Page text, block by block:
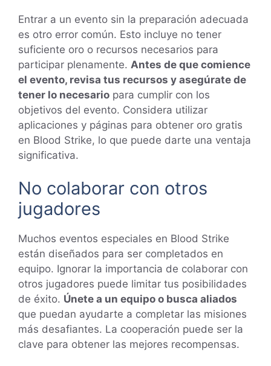
Entrar a un evento sin la preparación adecuada
es otro error común. Esto incluye no tener
suficiente oro o recursos necesarios para
participar plenamente. Antes de que comience
el evento, revisa tus recursos y asegúrate de
tener lo necesario para cumplir con los
objetivos del evento. Considera utilizar
aplicaciones y páginas para obtener oro gratis
en Blood Strike, lo que puede darte una ventaja
significativa.
No colaborar con otros
jugadores
Muchos eventos especiales en Blood Strike
están diseñados para ser completados en
equipo. Ignorar la importancia de colaborar con
otros jugadores puede limitar tus posibilidades
de éxito. Únete a un equipo o busca aliados
que puedan ayudarte a completar las misiones
más desafiantes. La cooperación puede ser la
clave para obtener las mejores recompensas.